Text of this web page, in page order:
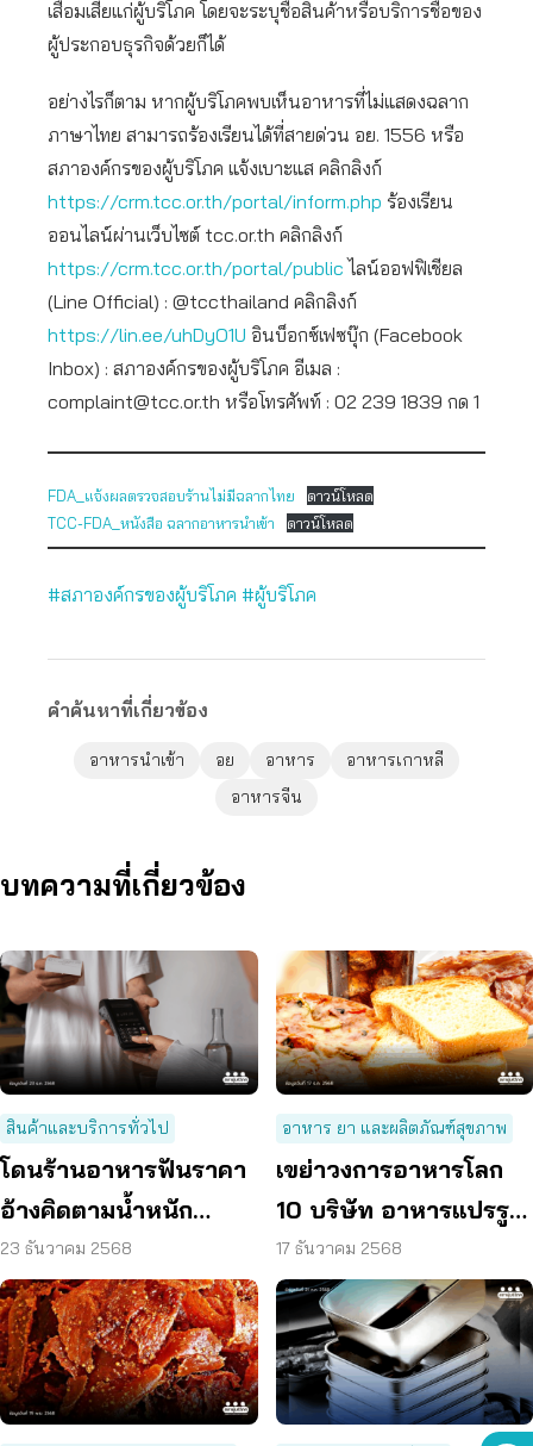
เสื่อมเสียแก่ผู้บริโภค โดยจะระบุชื่อสินค้าหรือบริการชื่อของ
ผู้ประกอบธุรกิจด้วยก็ได้
อย่างไรก็ตาม หากผู้บริโภคพบเห็นอาหารที่ไม่แสดงฉลาก
ภาษาไทย สามารถร้องเรียนได้ที่สายด่วน อย. 1556 หรือ
สภาองค์กรของผู้บริโภค แจ้งเบาะแส คลิกลิงก์
https://crm.tcc.or.th/portal/inform.php ร้องเรียน
ออนไลน์ผ่านเว็บไซต์ tcc.or.th คลิกลิงก์
https://crm.tcc.or.th/portal/public ไลน์ออฟฟิเชียล
(Line Official) : @tccthailand คลิกลิงก์
https://lin.ee/uhDyO1U อินบ็อกซ์เฟซบุ๊ก (Facebook
Inbox) ​: สภาองค์กรของผู้บริโภค อีเมล :
complaint@tcc.or.th หรือโทรศัพท์ : 02 239 1839 กด 1
FDA_แจ้งผลตรวจสอบร้านไม่มีฉลากไทย
ดาวน์โหลด
TCC-FDA_หนังสือ ฉลากอาหารนำเข้า
ดาวน์โหลด
#สภาองค์กรของผู้บริโภค #ผู้บริโภค
คำค้นหาที่เกี่ยวข้อง
อาหารนำเข้า อย อาหาร
อาหารเกาหลี
อาหารจีน
บทความที่เกี่ยวข้อง
สินค้าและบริการทั่วไป
โดนร้านอาหารฟันราคา
อ้างคิดตามน้ำหนัก
ปฏิเสธจ่ายได้
23 ธันวาคม 2568
อาหาร ยา และผลิตภัณฑ์สุขภาพ
เขย่าวงการอาหารโลก
10 บริษัท อาหารแปรรูป
ขั้นสูง โดนฟ้องฐานสร้าง
วิกฤติสุขภาพ
17 ธันวาคม 2568